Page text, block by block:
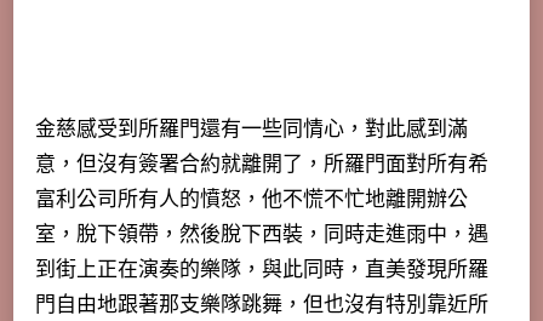
金慈感受到所羅門還有一些同情心，對此感到滿
意，但沒有簽署合約就離開了，所羅門面對所有希
富利公司所有人的憤怒，他不慌不忙地離開辦公
室，脫下領帶，然後脫下西裝，同時走進雨中，遇
到街上正在演奏的樂隊，與此同時，直美發現所羅
門自由地跟著那支樂隊跳舞，但也沒有特別靠近所